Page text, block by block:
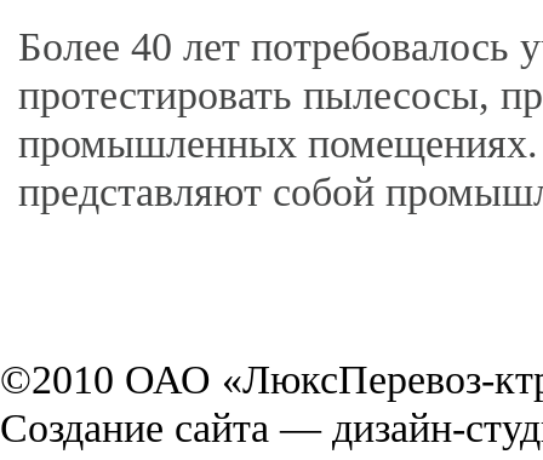
Более 40 лет
протестировать пылесосы,
промышленных помещениях.
представляют собой
©2010 ОАО «ЛюксПеревоз-
Создание сайта — дизайн-